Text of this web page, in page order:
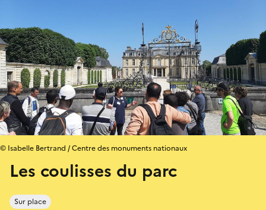
Les coulisses du parc
Sur place
© Isabelle Bertrand / Centre des monuments nationaux